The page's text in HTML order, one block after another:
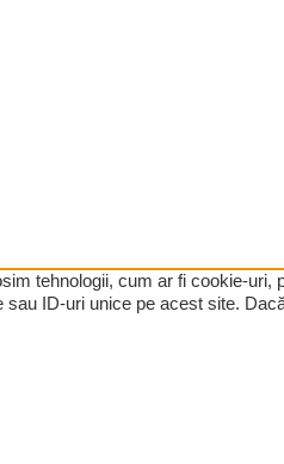
tehnologii, cum ar fi cookie-
ID-uri unice pe acest site.